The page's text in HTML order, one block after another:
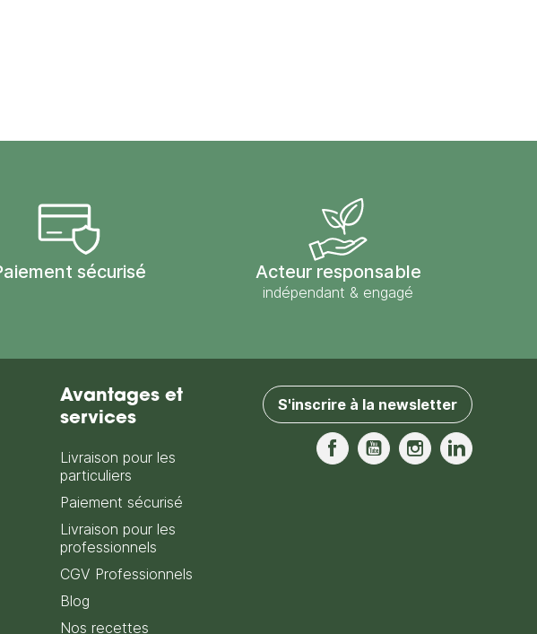
sécurisé Acteur responsable
indépendant & engagé
Avantages et
services
Livraison pour les
particuliers
Paiement sécurisé
Livraison pour les
professionnels
CGV Professionnels
Blog
Nos recettes
S'inscrire à la newsletter